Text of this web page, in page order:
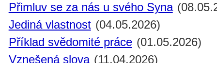
Přimluv se za nás u svého Syna
Jediná vlastnost (04.05.2026)
Příklad svědomité práce (01.05.2026)
Vznešená slova (11.04.2026)